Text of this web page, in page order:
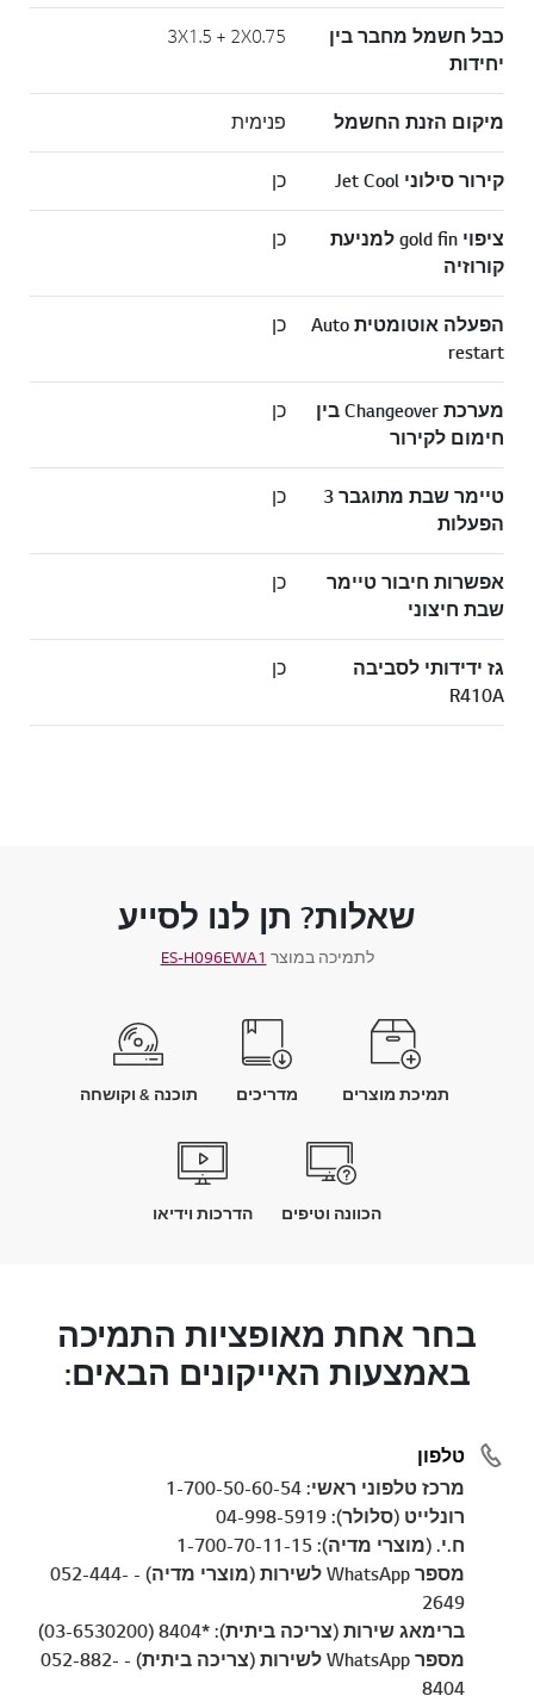
כבל חשמל מחבר בין
יחידות
3X1.5 + 2X0.75
מיקום הזנת החשמל פנימית
קירור סילוני Jet Cool כן
ציפוי gold fin למניעת
קורוזיה
כן
הפעלה אוטומטית Auto
restart
כן
מערכת Changeover בין
חימום לקירור
כן
טיימר שבת מתוגבר 3
הפעלות
כן
אפשרות חיבור טיימר
שבת חיצוני
כן
גז ידידותי לסביבה
R410A
כן
שאלות? תן לנו לסייע
לתמיכה במוצר ES-H096EWA1
תמיכת מוצרים מדריכים תוכנה & וקושחה
הכוונה וטיפים הדרכות וידיאו
בחר אחת מאופציות התמיכה
באמצעות האייקונים הבאים:
טלפון
מרכז טלפוני ראשי: 1-700-50-60-54
רונלייט (סלולר): 04-998-5919
ח.י. (מוצרי מדיה): 1-700-70-11-15
מספר WhatsApp לשירות (מוצרי מדיה) - 052-444-
2649
ברימאג שירות (צריכה ביתית): *8404 (03-6530200)
מספר WhatsApp לשירות (צריכה ביתית) - 052-882-
8404